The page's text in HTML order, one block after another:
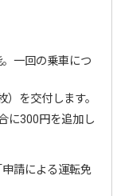
一回の乗車につ
を交付します。
に300円を追加し
請による運転免